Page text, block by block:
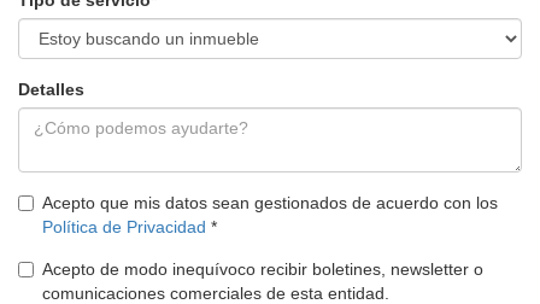
Detalles
Acepto que mis datos sean gestionados de acuerdo con los
Política de Privacidad *
Acepto de modo inequívoco recibir boletines, newsletter o
comunicaciones comerciales de esta entidad.